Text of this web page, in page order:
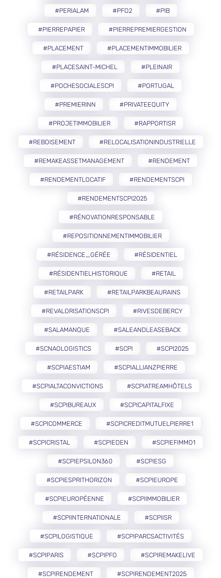
#PERIALAM #PFO2 #PIB
#PIERREPAPIER #PIERREPREMIERGESTION
#PLACEMENT #PLACEMENTIMMOBILIER
#PLACESAINT-MICHEL #PLEINAIR
#POCHESOCIALESCPI #PORTUGAL
#PREMIERINN #PRIVATEEQUITY
#PROJETIMMOBILIER #RAPPORTISR
#REBOISEMENT #RELOCALISATIONINDUSTRIELLE
#REMAKEASSETMANAGEMENT #RENDEMENT
#RENDEMENTLOCATIF #RENDEMENTSCPI
#RENDEMENTSCPI2025
#RÉNOVATIONRESPONSABLE
#REPOSITIONNEMENTIMMOBILIER
#RÉSIDENCE_GÉRÉE #RÉSIDENTIEL
#RÉSIDENTIELHISTORIQUE #RETAIL
#RETAILPARK #RETAILPARKBEAURAINS
#REVALORISATIONSCPI #RIVESDEBERCY
#SALAMANQUE #SALEANDLEASEBACK
#SCNAOLOGISTICS #SCPI #SCPI2025
#SCPIAESTIAM #SCPIALLIANZPIERRE
#SCPIALTACONVICTIONS #SCPIATREAMHÔTELS
#SCPIBUREAUX #SCPICAPITALFIXE
#SCPICOMMERCE #SCPICREDITMUTUELPIERRE1
#SCPICRISTAL #SCPIEDEN #SCPIEFIMMO1
#SCPIEPSILON360 #SCPIESG
#SCPIESPRITHORIZON #SCPIEUROPE
#SCPIEUROPÉENNE #SCPIIMMOBILIER
#SCPIINTERNATIONALE #SCPIISR
#SCPILOGISTIQUE #SCPIPARCSACTIVITÉS
#SCPIPARIS #SCPIPFO #SCPIREMAKELIVE
#SCPIRENDEMENT #SCPIRENDEMENT2025